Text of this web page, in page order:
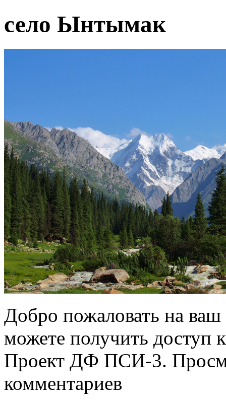
село Ынтымак
Добро пожаловать на
можете получить доступ
Проект ДФ ПСИ-3.
комментариев